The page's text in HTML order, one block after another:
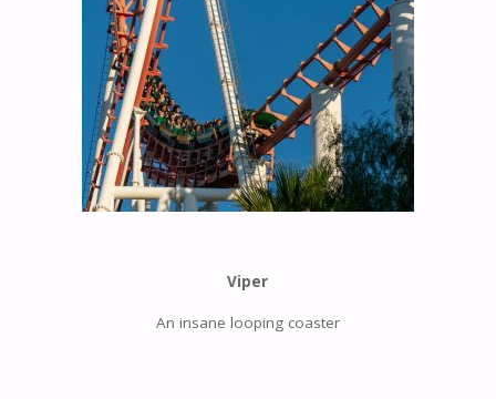
Viper
An insane looping coaster